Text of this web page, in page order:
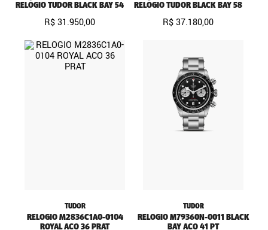
RELÓGIO TUDOR BLACK BAY 54
R$31.950,00
RELÓGIO TUDOR BLACK BAY 58
R$37.180,00
TUDOR
RELOGIO M2836C1A0-0104
ROYAL ACO 36 PRAT
TUDOR
RELOGIO M79360N-0011 BLACK
BAY ACO 41 PT